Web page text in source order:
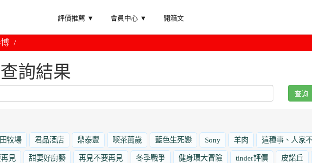
評價推薦 ▼ 會員中心 ▼ 開箱文
詢結果
查詢
牧場 君品酒店 鼎泰豐 喫茶萬歲 藍色生死戀 Sony 羊肉 這種事、人家
見 甜妻好廚藝 再見不要再見 冬季戰爭 健身環大冒險 tinder評價 皮諾丘